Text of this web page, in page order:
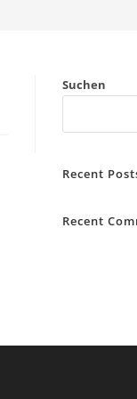
Suchen
Recent
Recent